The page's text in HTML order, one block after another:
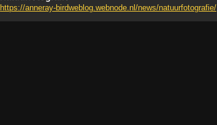
https://anneray-birdweblog.webnode.nl/news/natuurfotografie/